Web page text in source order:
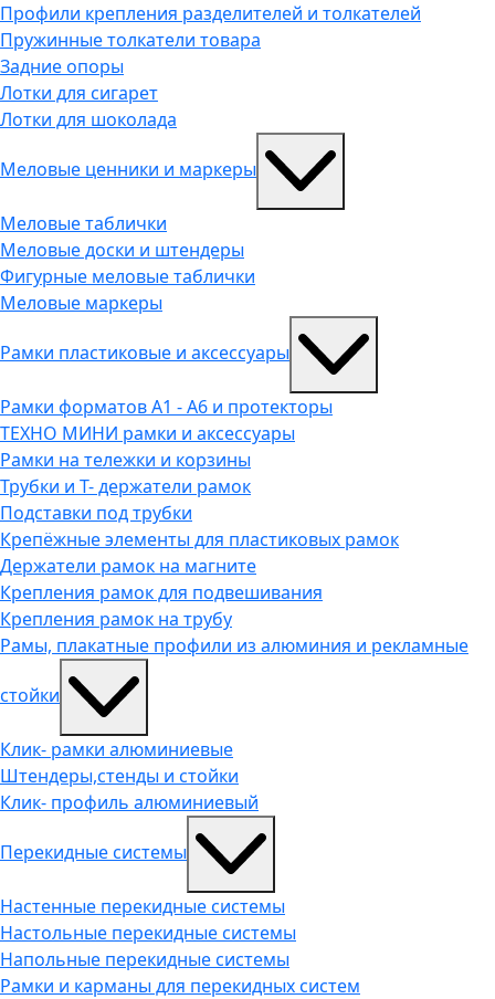
Профили крепления разделителей и толкателей
Пружинные толкатели товара
Задние опоры
Лотки для сигарет
Лотки для шоколада
Меловые ценники и маркеры
Меловые таблички
Меловые доски и штендеры
Фигурные меловые таблички
Меловые маркеры
Рамки пластиковые и аксессуары
Рамки форматов А1 - А6 и протекторы
ТЕХНО МИНИ рамки и аксессуары
Рамки на тележки и корзины
Трубки и Т- держатели рамок
Подставки под трубки
Крепёжные элементы для пластиковых рамок
Держатели рамок на магните
Крепления рамок для подвешивания
Крепления рамок на трубу
Рамы, плакатные профили из алюминия и рекламные
стойки
Клик- рамки алюминиевые
Штендеры,стенды и стойки
Клик- профиль алюминиевый
Перекидные системы
Настенные перекидные системы
Настольные перекидные системы
Напольные перекидные системы
Рамки и карманы для перекидных систем